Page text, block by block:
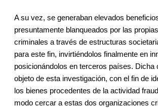
A su vez, se generaban elevados
presuntamente blanqueados por las
criminales a través de estructuras
para este fin, invirtiéndolos finalmente en
posicionándolos en terceros países. Dicha
objeto de esta investigación, con el fin de
los bienes procedentes de la actividad
modo cercar a estas dos organizaciones